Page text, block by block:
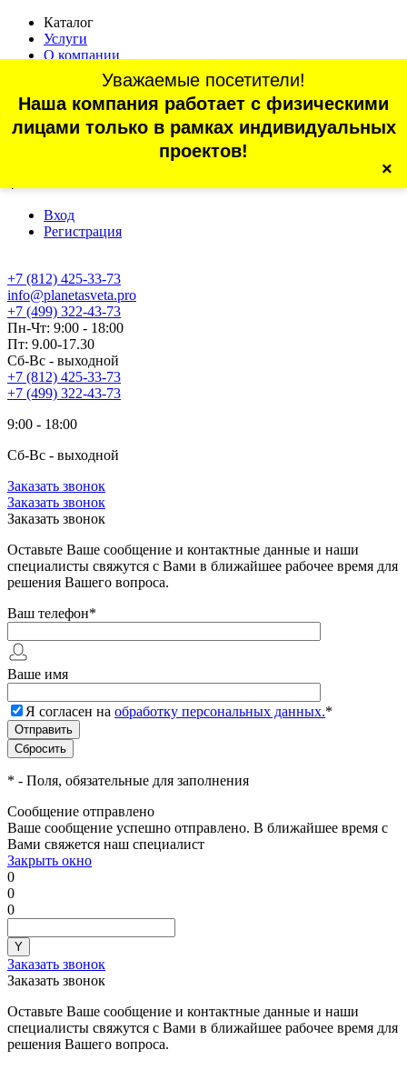
Каталог
Услуги
О компании
Статьи
Контакты
Отзывы
г. Санкт-Петербург, проспект Обуховской Обороны, 70, корп.
Вход
Регистрация
+7 (812) 425-33-73
Уважаемые посетители!
Наша компания работает с физическими
лицами только в рамках индивидуальных
проектов!
×
info@planetasveta.pro
+7 (499) 322-43-73
Пн-Чт: 9:00 - 18:00
Пт: 9.00-17.30
Сб-Вс - выходной
+7 (812) 425-33-73
+7 (499) 322-43-73
9:00 - 18:00
Сб-Вс - выходной
Заказать звонок
Заказать звонок
Заказать звонок
Оставьте Ваше сообщение и контактные данные и наши
специалисты свяжутся с Вами в ближайшее рабочее время для
решения Вашего вопроса.
Ваш телефон*
Ваше имя
Я согласен на обработку персональных данных.*
* - Поля, обязательные для заполнения
Сообщение отправлено
Ваше сообщение успешно отправлено. В ближайшее время с
Вами свяжется наш специалист
Закрыть окно
0
0
0
Заказать звонок
Заказать звонок
Оставьте Ваше сообщение и контактные данные и наши
специалисты свяжутся с Вами в ближайшее рабочее время для
решения Вашего вопроса.